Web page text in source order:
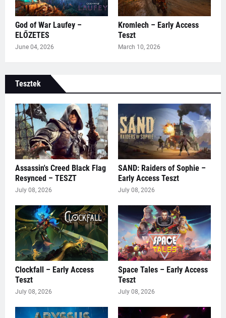
God of War Laufey –
ELŐZETES
June 04, 2026
Kromlech – Early Access
Teszt
March 10, 2026
Tesztek
Assassin's Creed Black Flag
Resynced – TESZT
July 08, 2026
SAND: Raiders of Sophie –
Early Access Teszt
July 08, 2026
Clockfall – Early Access
Teszt
July 08, 2026
Space Tales – Early Access
Teszt
July 08, 2026